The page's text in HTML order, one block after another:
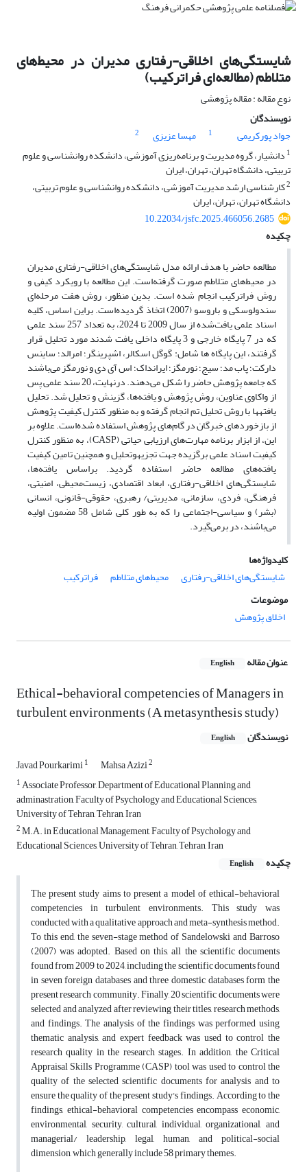
شایستگی‌های اخلاقی-رفتاری مدیران در محیط‌های
متلاطم (مطالعه‌ای فراترکیب)
نوع مقاله : مقاله پژوهشی
نویسندگان
جواد پورکریمی
1 مهسا عزیزی
2
1 دانشیار، گروه ‌مدیریت‌ و ‌برنامه‌ریزی ‌آموزشی، دانشکده روانشناسی و علوم
تربیتی، دانشگاه تهران، تهران، ایران
2کارشناسی ارشد مدیریت آموزشی، دانشکده روانشناسی و علوم تربیتی،
دانشگاه تهران، تهران، ایران
10.22034/jsfc.2025.466056.2685
چکیده
مطالعه حاضر با هدف ارائه مدل شایستگی‌های اخلاقی-رفتاری مدیران
در محیط‌های متلاطم صورت گرفته‌است. این مطالعه با رویکرد کیفی و
روش فراترکیب انجام شده است. بدین منظور، روش هفت مرحله‌‌‌ای
سندولوسکی و باروسو (2007) اتخاذ گردیده‌است. براین اساس، کلیه
اسناد علمی یافت‌شده از سال 2009 تا 2024، به تعداد 257 سند علمی
که در 7 پایگاه خارجی و 3 پایگاه داخلی یافت شدند مورد تحلیل قرار
گرفتند، این پایگاه ها شامل: گوگل اسکالر، اشپرینگر؛ امرالد؛ ساینس
دارکت؛ پاب مد؛ سیج؛ نورمگز؛ ایرانداک؛ اس آی دی و نورمگز می‌باشند
که جامعه پژوهش حاضر را شکل می‌دهند. درنهایت، 20 سند علمی پس
از واکاوی عناوین، روش پژوهش و یافته‌ها، گزینش و تحلیل شد. تحلیل
یافته‏ها با روش تحلیل تم انجام گرفته و به منظور کنترل کیفیت پژوهش
از بازخوردهای خبرگان در گام‌های پژوهش استفاده شده‌است. علاوه بر
این، از ابزار برنامه مهارت‌های ارزیابی حیاتی (CASP)، به منظور کنترل
کیفیت اسناد علمی برگزیده جهت تجزیه‎وتحلیل و همچنین تامین کیفیت
یافته‌های مطالعه حاضر استفاده گردید. براساس یافته‌ها،
شایستگی‌های اخلاقی-رفتاری، ابعاد اقتصادی، زیست‌محیطی، امنیتی،
فرهنگی، فردی، سازمانی، مدیریتی/ رهبری، حقوقی-قانونی، انسانی
(بشر) و سیاسی-اجتماعی را که به طور کلی شامل 58 مضمون ‌اولیه
می‌باشند، در برمی‌گیرد.
کلیدواژه‌ها
شایستگی‌های اخلاقی-رفتاری
محیط‌های متلاطم
فراترکیب
موضوعات
اخلاق پژوهش
عنوان مقاله English
Ethical-behavioral competencies of Managers in
turbulent environments (A metasynthesis study)
نویسندگان English
Javad Pourkarimi1 Mahsa Azizi2
1Associate Professor, Department of Educational Planning and
adminastration, Faculty of Psychology and Educational Sciences,
University of Tehran, Tehran, Iran
2M.A. in Educational Management, Faculty of Psychology and
Educational Sciences, University of Tehran, Tehran, Iran
چکیده
English
The present study aims to present a model of ethical-behavioral
competencies in turbulent environments. This study was
conducted with a qualitative approach and meta-synthesis method.
To this end, the seven-stage method of Sandelowski and Barroso
(2007) was adopted. Based on this, all the scientific documents
found from 2009 to 2024, including the scientific documents found
in seven foreign databases and three domestic databases form the
present research community. Finally, 20 scientific documents were
selected and analyzed after reviewing their titles, research methods,
and findings. The analysis of the findings was performed using
thematic analysis, and expert feedback was used to control the
research quality in the research stages. In addition, the Critical
Appraisal Skills Programme (CASP) tool was used to control the
quality of the selected scientific documents for analysis and to
ensure the quality of the present study's findings. According to the
findings, ethical-behavioral competencies encompass economic,
environmental, security, cultural, individual, organizational, and
managerial/ leadership, legal, human, and political-social
dimension, which generally include 58 primary themes.